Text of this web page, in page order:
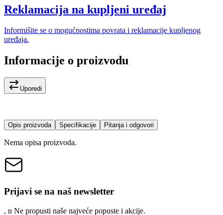
Reklamacija na kupljeni uređaj
Informišite se o mogućnostima povrata i reklamacije kupljenog
uređaja.
Informacije o proizvodu
Uporedi
Opis proizvoda Specifikacije Pitanja i odgovori
Nema opisa proizvoda.
Prijavi se na naš newsletter
, n Ne propusti naše najveće popuste i akcije.